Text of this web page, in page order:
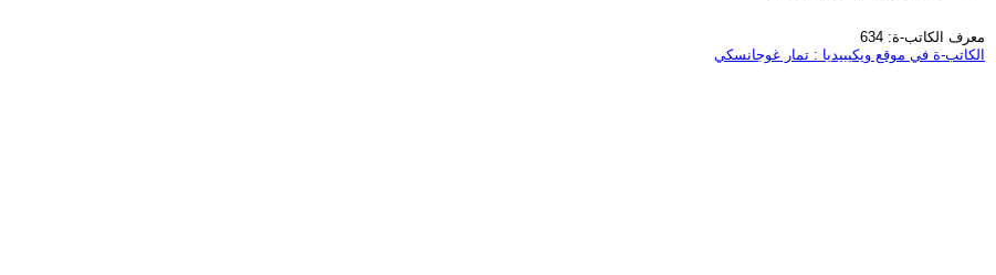
معرف الكاتب-ة: 634
الكاتب-ة في موقع ويكيبيديا : تمار غوجانسكي